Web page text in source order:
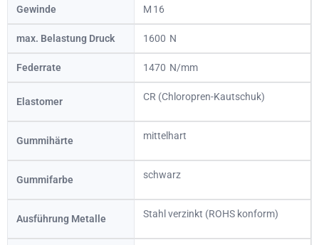
Gewinde 16
max. Belastung Druck 1600
Federrate 1470
Elastomer CR (Chloropren-Kautschuk)
Gummihärte mittelhart
Gummifarbe schwarz
Ausführung Metalle Stahl verzinkt (ROHS konform)